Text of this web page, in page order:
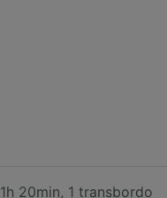
1h 20min, 1 transbordo